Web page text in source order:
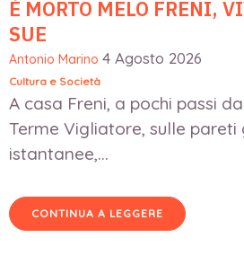
È MORTO MELO FRENI,
SUE
Antonio Marino 4 Agosto 2026
Cultura e Società
A casa Freni, a pochi passi
Terme Vigliatore, sulle pareti
istantanee,...
CONTINUA A LEGGERE